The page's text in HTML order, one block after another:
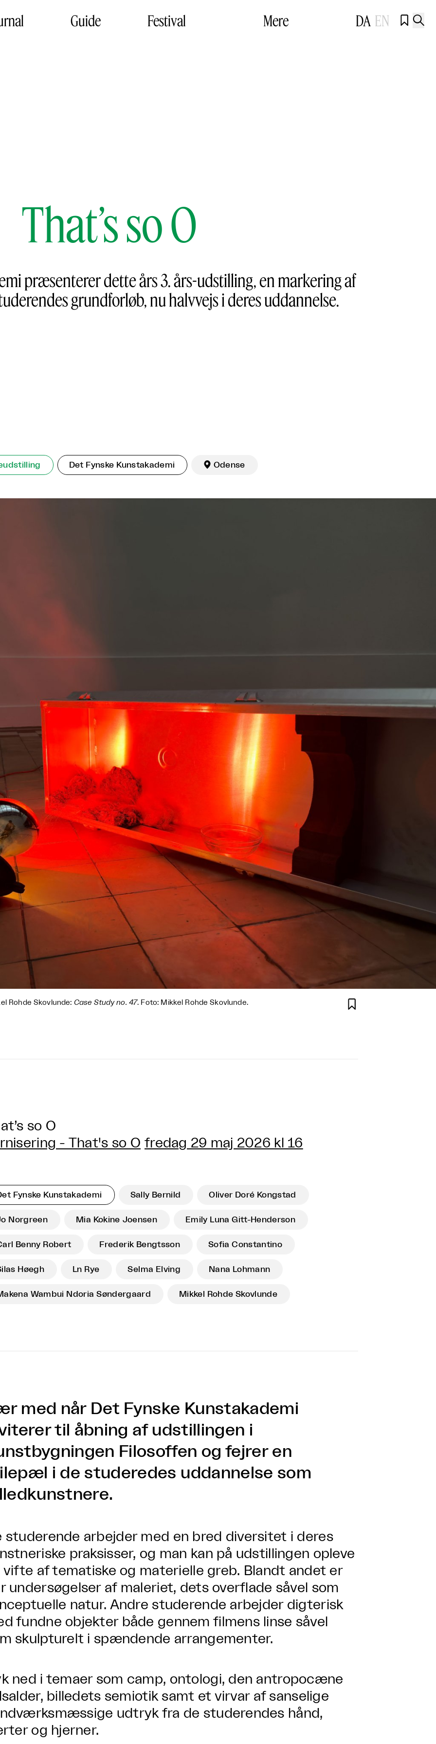
Guide Festival Mere DA EN  
That’s so O
præsenterer dette års 3. års-udstilling, en markering af
grundforløb, nu halvvejs i deres uddannelse.
Det Fynske Kunstakademi  Odense
Rohde Skovlunde: Case Study no. 47. Foto: Mikkel Rohde Skovlunde. 
so O
- That's so O fredag 29 maj 2026 kl 16
Fynske Kunstakademi Sally Bernild Oliver Doré Kongstad
Norgreen Mia Kokine Joensen Emily Luna Gitt-Henderson
Benny Robert Frederik Bengtsson Sofia Constantino
Høegh Ln Rye Selma Elving Nana Lohmann
Wambui Ndoria Søndergaard Mikkel Rohde Skovlunde
med når Det Fynske Kunstakademi
til åbning af udstillingen i
Filosoffen og fejrer en
i de studeredes uddannelse som
studerende arbejder med en bred diversitet i deres
praksisser, og man kan på udstillingen opleve
vifte af tematiske og materielle greb. Blandt andet er
undersøgelser af maleriet, dets overflade såvel som
natur. Andre studerende arbejder digterisk
fundne objekter både gennem filmens linse såvel
skulpturelt i spændende arrangementer.
ned i temaer som camp, ontologi, den antropocæne
billedets semiotik samt et virvar af sanselige
udtryk fra de studerendes hånd,
og hjerner.